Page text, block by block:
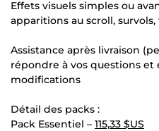
Effets visuels simples ou
apparitions au scroll,
Assistance après livraison
répondre à vos questions
modifications
Détail des packs :
Pack Essentiel – 115,33 $US